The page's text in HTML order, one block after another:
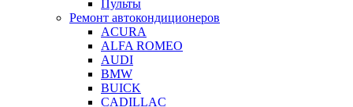
Пульты
Ремонт автокондиционеров
ACURA
ALFA ROMEO
AUDI
BMW
BUICK
CADILLAC